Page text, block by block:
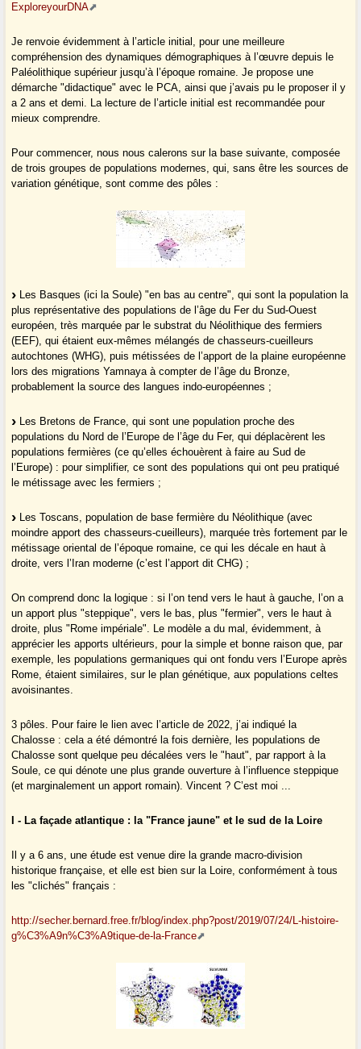
ExploreyourDNA
Je renvoie évidemment à l’article initial, pour une meilleure
compréhension des dynamiques démographiques à l’œuvre depuis le
Paléolithique supérieur jusqu’à l’époque romaine. Je propose une
démarche "didactique" avec le PCA, ainsi que j’avais pu le proposer il y
a 2 ans et demi. La lecture de l’article initial est recommandée pour
mieux comprendre.
Pour commencer, nous nous calerons sur la base suivante, composée
de trois groupes de populations modernes, qui, sans être les sources de
variation génétique, sont comme des pôles :
Les Basques (ici la Soule) "en bas au centre", qui sont la population la
plus représentative des populations de l’âge du Fer du Sud-Ouest
européen, très marquée par le substrat du Néolithique des fermiers
(EEF), qui étaient eux-mêmes mélangés de chasseurs-cueilleurs
autochtones (WHG), puis métissées de l’apport de la plaine européenne
lors des migrations Yamnaya à compter de l’âge du Bronze,
probablement la source des langues indo-européennes ;
Les Bretons de France, qui sont une population proche des
populations du Nord de l’Europe de l’âge du Fer, qui déplacèrent les
populations fermières (ce qu’elles échouèrent à faire au Sud de
l’Europe) : pour simplifier, ce sont des populations qui ont peu pratiqué
le métissage avec les fermiers ;
Les Toscans, population de base fermière du Néolithique (avec
moindre apport des chasseurs-cueilleurs), marquée très fortement par le
métissage oriental de l’époque romaine, ce qui les décale en haut à
droite, vers l’Iran moderne (c’est l’apport dit CHG) ;
On comprend donc la logique : si l’on tend vers le haut à gauche, l’on a
un apport plus "steppique", vers le bas, plus "fermier", vers le haut à
droite, plus "Rome impériale". Le modèle a du mal, évidemment, à
apprécier les apports ultérieurs, pour la simple et bonne raison que, par
exemple, les populations germaniques qui ont fondu vers l’Europe après
Rome, étaient similaires, sur le plan génétique, aux populations celtes
avoisinantes.
3 pôles. Pour faire le lien avec l’article de 2022, j’ai indiqué la
Chalosse : cela a été démontré la fois dernière, les populations de
Chalosse sont quelque peu décalées vers le "haut", par rapport à la
Soule, ce qui dénote une plus grande ouverture à l’influence steppique
(et marginalement un apport romain). Vincent ? C’est moi ...
I - La façade atlantique : la "France jaune" et le sud de la Loire
Il y a 6 ans, une étude est venue dire la grande macro-division
historique française, et elle est bien sur la Loire, conformément à tous
les "clichés" français :
http://secher.bernard.free.fr/blog/index.php?post/2019/07/24/L-histoire-
g%C3%A9n%C3%A9tique-de-la-France